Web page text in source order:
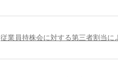
従業員持株会に対する第三者割当